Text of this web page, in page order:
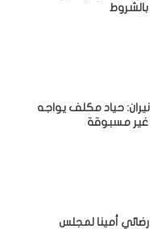
نيران: حياد مكلف يواجه
غير مسبوقة
أمينا لمجلس